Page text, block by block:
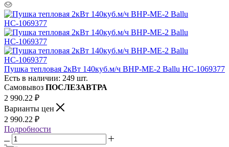
Пушка тепловая 2кВт 140куб.м/ч BHP-ME-2 Ballu НС-1069377
Есть в наличии: 249 шт.
Самовывоз ПОСЛЕЗАВТРА
2 990.22 ₽
Варианты цен
2 990.22 ₽
Подробности